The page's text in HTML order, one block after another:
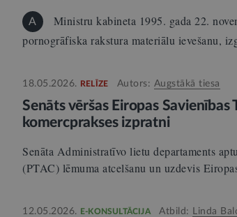
A
Ministru kabineta 1995. gada 22.
pornogrāfiska rakstura materiālu ievešanu,
18.05.2026. RELĪZE Autors: Augstākā tiesa
Senāts vēršas Eiropas
komercprakses izpratni
Senāta Administratīvo lietu departaments
(PTAC) lēmuma atcelšanu un uzdevis
12.05.2026. E-KONSULTĀCIJA Atbild: Linda